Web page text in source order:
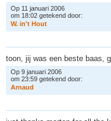
Op 11 januari 2006
om 18:02 getekend door:
W. in't Hout
toon, jij was een beste baas,
Op 9 januari 2006
om 23:59 getekend door:
Arnaud